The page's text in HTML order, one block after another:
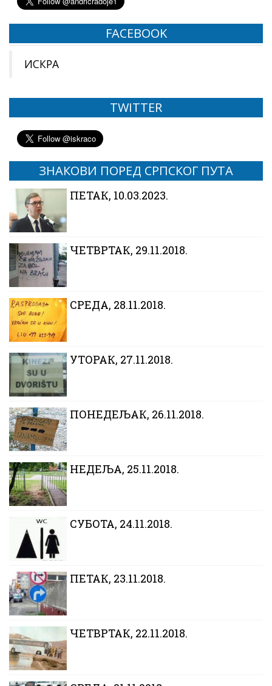
FACEBOOK
ИСКРА
TWITTER
ЗНАКОВИ ПОРЕД СРПСКОГ ПУТА
ПЕТАК, 10.03.2023.
ЧЕТВРТАК, 29.11.2018.
CРЕДА, 28.11.2018.
УТОРАК, 27.11.2018.
ПОНЕДЕЉАК, 26.11.2018.
НЕДЕЉА, 25.11.2018.
СУБОТА, 24.11.2018.
ПЕТАК, 23.11.2018.
ЧЕТВРТАК, 22.11.2018.